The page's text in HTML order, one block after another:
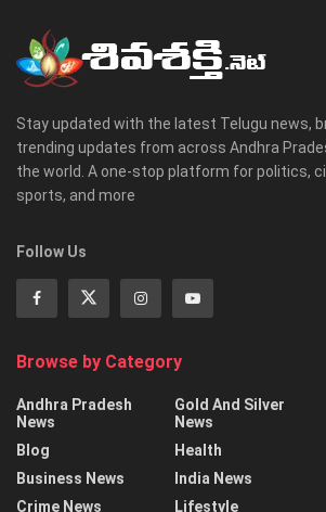
Stay updated with the latest Telugu news,
trending updates from across Andhra
the world. A one-stop platform for politics,
sports, and more
Follow Us
Browse by Category
Andhra Pradesh
News
Blog
Business News
Crime News
Gold And Silver
News
Health
India News
Lifestyle